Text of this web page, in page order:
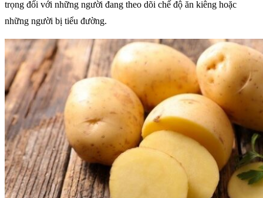
trọng đối với những người đang theo dõi chế độ ăn kiêng hoặc
những người bị tiểu đường.